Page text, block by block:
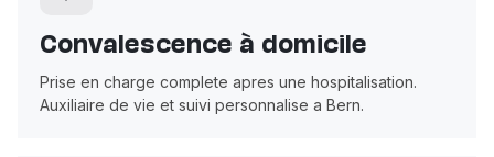
Convalescence à domicile
Prise en charge complete apres une hospitalisation.
Auxiliaire de vie et suivi personnalise a Bern.